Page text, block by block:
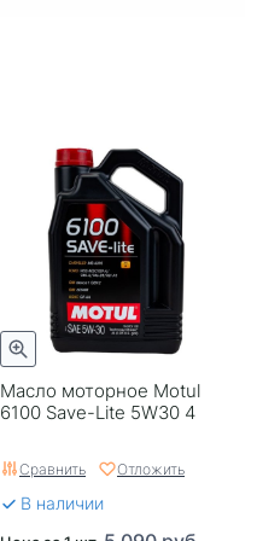
Пластиковая канистра
A3/B4
Нидерланды
~
SL
Бензиновый двигатель
Автомобили с
Масло моторное Motul
6100 Save-Lite 5W30 4
Сравнить Отложить
В наличии